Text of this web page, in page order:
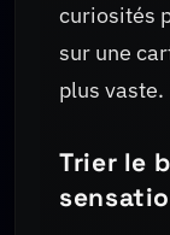
curiosités
sur une
plus vaste.
Trier le